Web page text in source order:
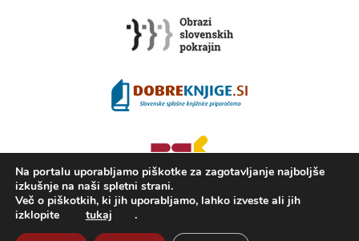
2008 - 2026 © Portal KAMRA
Na portalu uporabljamo piškotke za zagotavljanje najboljše
izkušnje na naši spletni strani.
Več o piškotkih, ki jih uporabljamo, lahko izveste ali jih
izklopite
tukaj .